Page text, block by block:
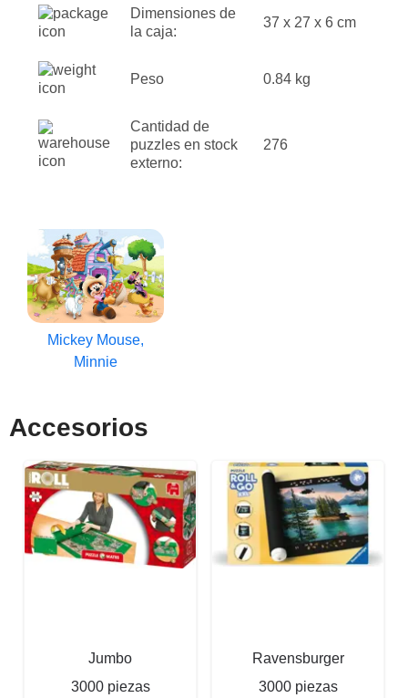
Dimensiones de
la caja:
37 x 27 x 6 cm
Peso 0.84 kg
Cantidad de
puzzles en stock
externo:
276
Mickey Mouse,
Minnie
Accesorios
Jumbo
3000 piezas
Ravensburger
3000 piezas